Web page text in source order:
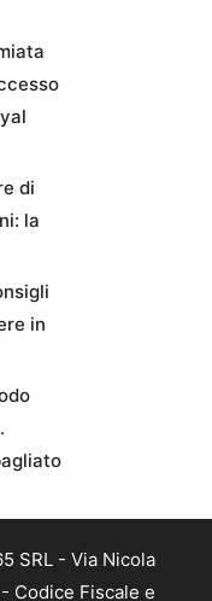
di
la
in
SRL - Via Nicola
Codice Fiscale e